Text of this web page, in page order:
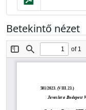
Betekintő nézet